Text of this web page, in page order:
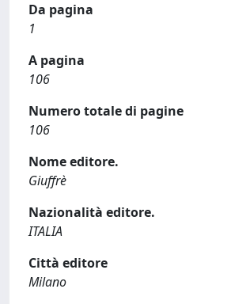
Da pagina
1
A pagina
106
Numero totale di pagine
106
Nome editore.
Giuffrè
Nazionalità editore.
ITALIA
Città editore
Milano